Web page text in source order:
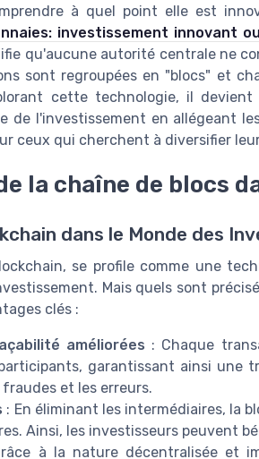
à quel point elle est
investissement innovant
qu'aucune autorité centrale ne
sont regroupées en "blocs" et
cette technologie, il
de l'investissement en allégeant
ceux qui cherchent à diversifier
la chaîne de blocs
dans le Monde des
se profile comme une
Mais quels sont
clés :
améliorées : Chaque
garantissant ainsi une
et les erreurs.
: En éliminant les intermédiaires, la
Ainsi, les investisseurs peuvent
à la nature décentralisée et